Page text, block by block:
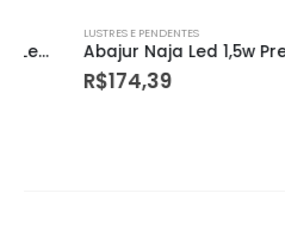
LUSTRES E PENDENTES
Abajur Naja Led 1,5w Preto Bronzearte
174,39